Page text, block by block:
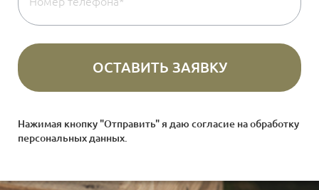
Нажимая кнопку "Отправить" я даю согласие наобработку
персональных данных